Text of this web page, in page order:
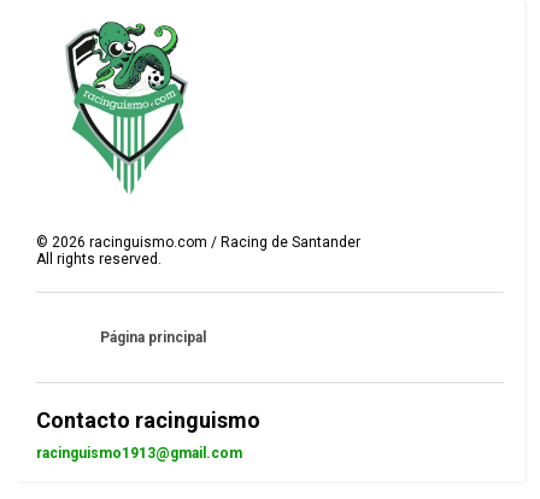
© 2026 racinguismo.com / Racing de Santander
All rights reserved.
Página principal
Contacto racinguismo
racinguismo1913@gmail.com